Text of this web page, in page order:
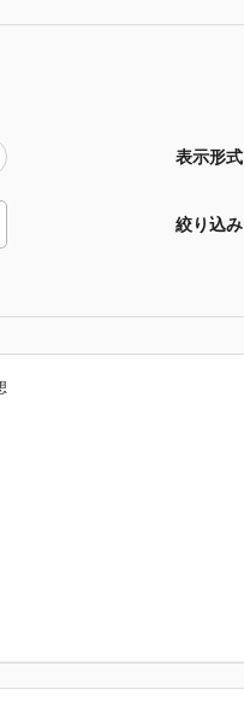
表示形式
絞り込み